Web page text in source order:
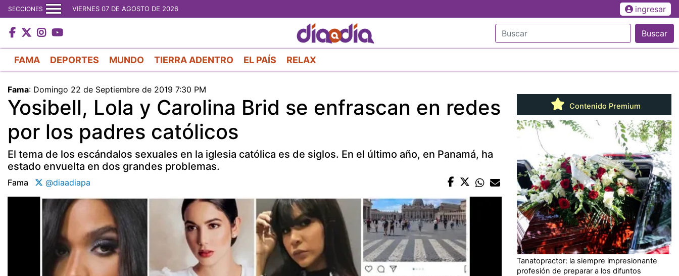
al
contenido
principal
SECCIONES VIERNES 07 DE AGOSTO DE 2026 ingresar
Buscar
FAMA DEPORTES MUNDO TIERRA ADENTRO EL PAÍS RELAX
Fama: Domingo 22 de Septiembre de 2019 7:30 PM
Yosibell, Lola y Carolina Brid se enfrascan en redes
por los padres católicos
El tema de los escándalos sexuales en la iglesia católica es de siglos. En el último año, en Panamá, ha
estado envuelta en dos grandes problemas.
Fama @diaadiapa
Contenido Premium
Tanatopractor: la siempre impresionante
profesión de preparar a los difuntos